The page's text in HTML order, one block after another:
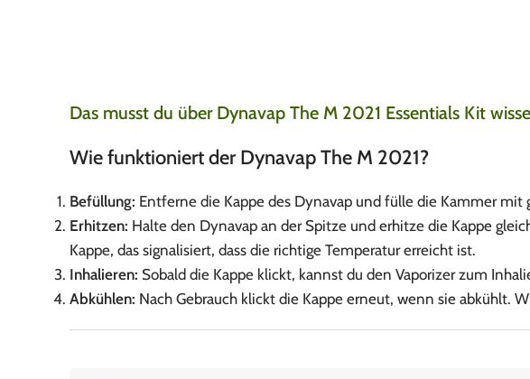
Das musst du über Dynavap The M 2021 Essentials Kit
Wie funktioniert der Dynavap The M 2021?
Befüllung: Entferne die Kappe des Dynavap und fülle die Kammer
Erhitzen: Halte den Dynavap an der Spitze und erhitze die Kappe
Kappe, das signalisiert, dass die richtige Temperatur erreicht ist.
Inhalieren: Sobald die Kappe klickt, kannst du den Vaporizer zum
Abkühlen: Nach Gebrauch klickt die Kappe erneut, wenn sie abkühlt.